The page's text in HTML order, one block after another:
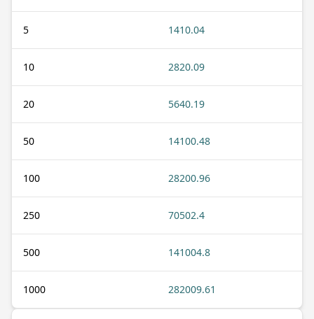
5 1410.04
10 2820.09
20 5640.19
50 14100.48
100 28200.96
250 70502.4
500 141004.8
1000 282009.61